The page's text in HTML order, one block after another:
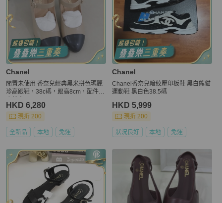
Chanel
閒置未使用 香奈兒經典黑米拼色瑪麗
珍高跟鞋，38c碼，跟高8cm，配件防
HKD 6,280
現折 200
全新品 本地 免運
Chanel
Chanel香奈兒暗紋壓印板鞋 黑白熊貓
運動鞋 黑白色38.5碼
HKD 5,999
現折 200
狀況良好 本地 免運